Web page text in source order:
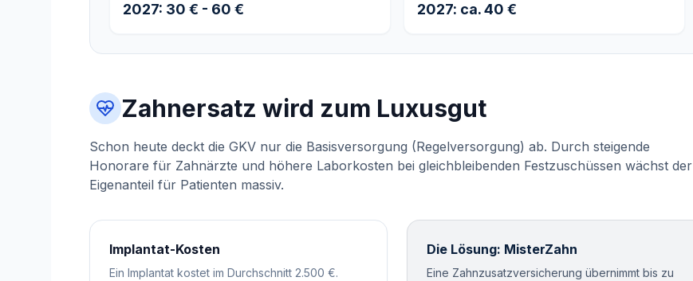
2027: 30 € - 60 €
2027: ca. 40 €
Zahnersatz wird zum Luxusgut
Schon heute deckt die GKV nur die Basisversorgung (Regelversorgung) ab. Durch steigende
Honorare für Zahnärzte und höhere Laborkosten bei gleichbleibenden Festzuschüssen wächst der
Eigenanteil für Patienten massiv.
Implantat-Kosten
Ein Implantat kostet im Durchschnitt 2.500 €.
Die Lösung: MisterZahn
Eine Zahnzusatzversicherung übernimmt bis zu